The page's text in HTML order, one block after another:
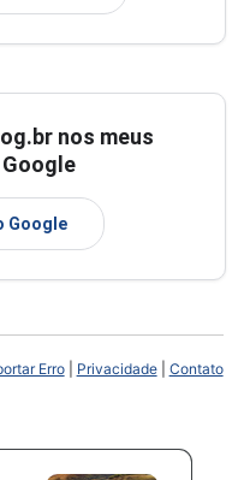
nos meus
Google
Erro| Privacidade| Contato